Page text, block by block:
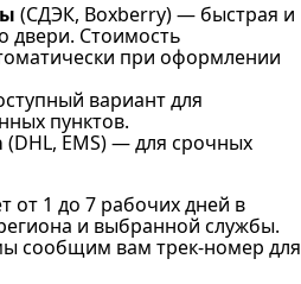
(СДЭК, Boxberry) — быстрая и
двери. Стоимость
при оформлении
вариант для
пунктов.
(DHL, EMS) — для срочных
от 1 до 7 рабочих дней в
и выбранной службы.
сообщим вам трек-номер для